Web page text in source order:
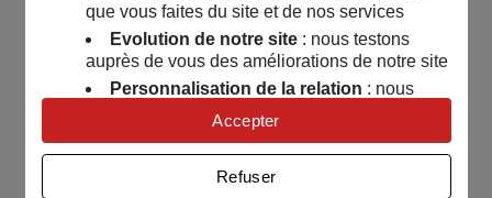
que vous faites du site et de nos services
Evolution de notre site: nous testons
auprès de vous des améliorations de notre site
Personnalisation de la relation : nous
nous servons de cookies pour adapter nos
contenus et personnaliser nos offres
Univers publicitaire: nous utilisons avec
nos partenaires des cookies pour afficher des
Refuser
Accepter